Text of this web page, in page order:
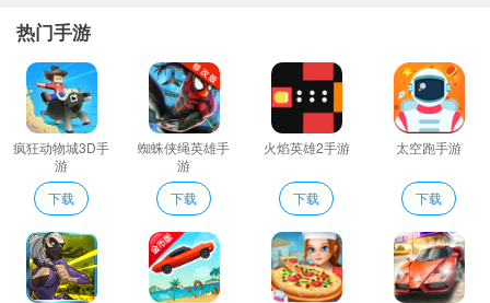
魅力；
三界封仙录说明
游戏中可以选择不同的游戏玩法在遇到不同的敌人使用不同的攻击
来获得胜利。
游戏中可以选择不同的游戏玩法在遇到不同的敌人使用不同的攻击
来获得胜利。
画风精湛各种特效的制作都有着很耀眼的表现能够给你非常畅快的
仙侠激斗冒险。
精彩依旧的即时PK对战使用特殊的道具可以有效削弱你的妖怪对
手；
热门手游
疯狂动物城3D手
游
下载
蜘蛛侠绳英雄手
游
下载
火焰英雄2手游
下载
太空跑手游
下载